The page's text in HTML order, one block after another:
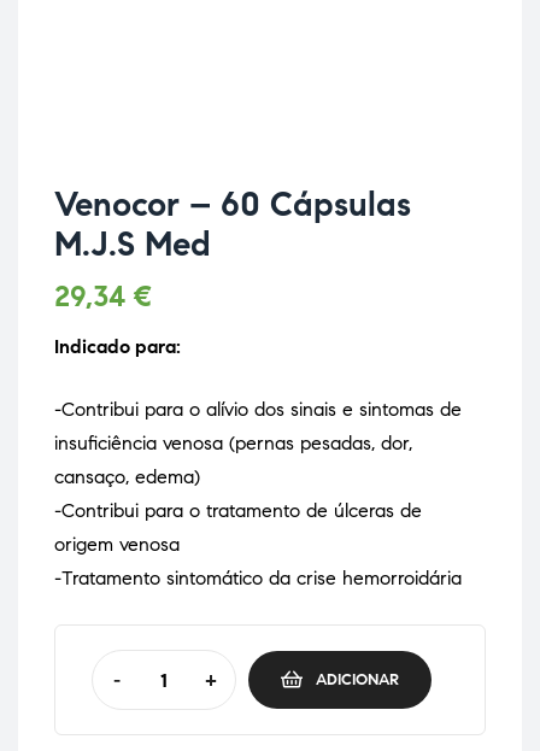
Venocor – 60 Cápsulas
M.J.S Med
29,34 €
Indicado para:
-Contribui para o alívio dos sinais e sintomas de
insuficiência venosa (pernas pesadas, dor,
cansaço, edema)
-Contribui para o tratamento de úlceras de
origem venosa
-Tratamento sintomático da crise hemorroidária
- + ADICIONAR